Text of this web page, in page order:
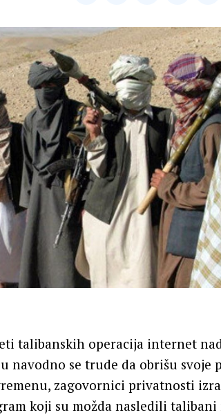
talibanskih operacija internet
navodno se trude da obrišu svoje
zagovornici privatnosti
koji su možda nasledili talibani